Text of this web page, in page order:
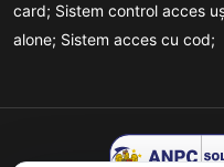
card; Sistem control acces
alone; Sistem acces cu cod;